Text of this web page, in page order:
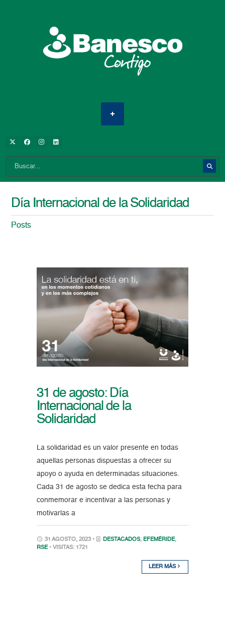
Día Internacional de la Solidaridad
Posts
31 de agosto: Día
Internacional de la
Solidaridad
La solidaridad es un valor presente en todas
aquellas personas dispuestas a ofrecer su
apoyo o ayuda en determinadas situaciones.
Cada 31 de agosto se dedica esta fecha para
conmemorar e incentivar a las personas y
motivarlas a
31 AGOSTO, 2023 • DESTACADOS, EFEMÉRIDE,
RSE • VISITAS: 1721
LEER MÁS